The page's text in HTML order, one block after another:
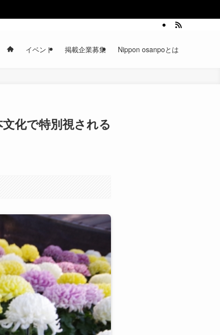
イベント 掲載企業募集 Nippon osanpoとは
化で特別視される